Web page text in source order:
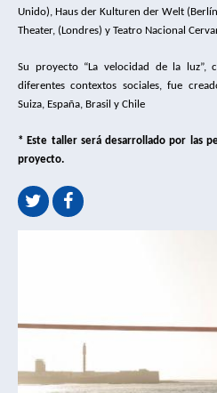
Unido), Haus der Kulturen der Welt
Theater, (Londres) y Teatro Nacional
Su proyecto “La velocidad de la luz”,
diferentes contextos sociales, fue
Suiza, España, Brasil y Chile
* Este taller será desarrollado por las
proyecto.